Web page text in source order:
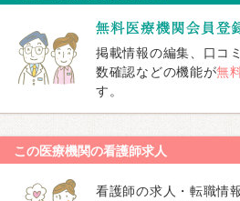
掲載情報の編集、口コ
数確認などの機能が無
す。
この医療機関の看護師求人
看護師の求人・転職情